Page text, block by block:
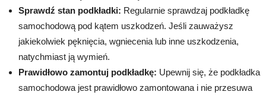
Sprawdź stan podkładki: Regularnie sprawdzaj podkładkę
samochodową pod kątem uszkodzeń. Jeśli zauważysz
jakiekolwiek pęknięcia, wgniecenia lub inne uszkodzenia,
natychmiast ją wymień.
Prawidłowo zamontuj podkładkę: Upewnij się, że podkładka
samochodowa jest prawidłowo zamontowana i nie przesuwa